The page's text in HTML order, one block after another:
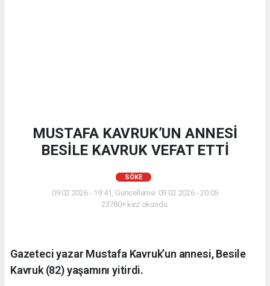
MUSTAFA KAVRUK’UN ANNESİ
BESİLE KAVRUK VEFAT ETTİ
SÖKE
09.02.2026 - 19:41, Güncelleme: 09.02.2026 - 20:05
23780+ kez okundu.
Gazeteci yazar Mustafa Kavruk’un annesi, Besile
Kavruk (82) yaşamını yitirdi.